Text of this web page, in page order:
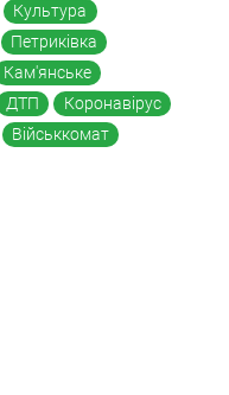
Культура
Петриківка
Кам'янське
ДТП
Коронавірус
Військкомат